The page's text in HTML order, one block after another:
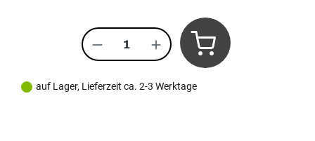
Produkt Anzahl: Gib den
auf Lager, Lieferzeit ca. 2-3 Werktage